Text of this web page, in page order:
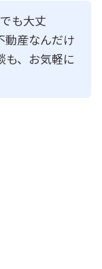
も大丈
動産なんだけ
、お気軽に